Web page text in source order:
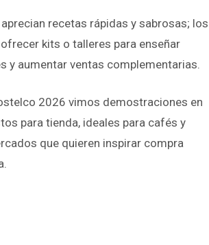
recetas rápidas y sabrosas; los
kits o talleres para enseñar
y aumentar ventas complementarias.
2026 vimos demostraciones en
para tienda, ideales para cafés y
que quieren inspirar compra